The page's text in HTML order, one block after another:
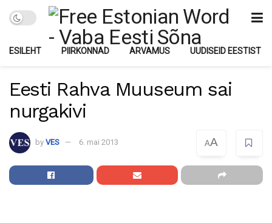
ESILEHT PIIRKONNAD ARVAMUS UUDISEID EESTIST
Eesti Rahva Muuseum sai
nurgakivi
by VES 6. mai 2013 AA